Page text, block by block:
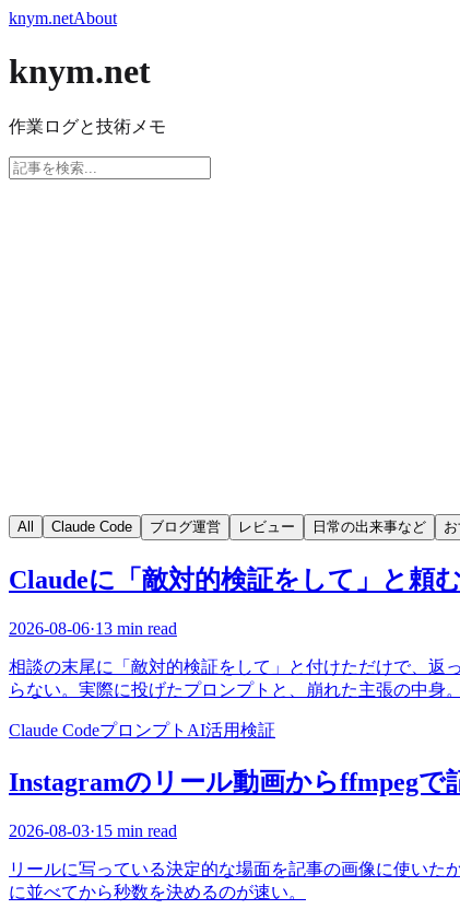
knym.netAbout
knym.net
作業ログと技術メモ
All Claude Code ブログ運営 レビュー 日常の出来事など
Claudeに「敵対的検証をして」と頼
2026-08-06·13 min read
相談の末尾に「敵対的検証をして」と付けただけで、返
らない。実際に投げたプロンプトと、崩れた主張の中身。
Claude Codeプロンプト AI活用検証
Instagramのリール動画からffmpegで
2026-08-03·15 min read
リールに写っている決定的な場面を記事の画像に使いた
に並べてから秒数を決めるのが速い。